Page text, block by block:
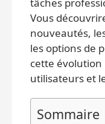
Vous
nouveautés,
les options de
cette
utilisateurs et
Sommaire